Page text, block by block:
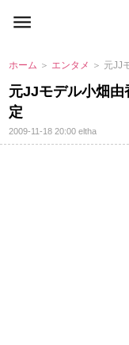
ホーム ＞ エンタメ ＞ 元JJ
元JJモデル小畑
定
2009-11-18 20:00eltha